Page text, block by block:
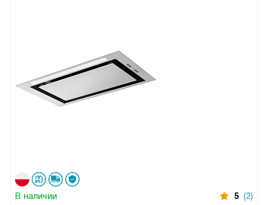
В наличии 5 (2)